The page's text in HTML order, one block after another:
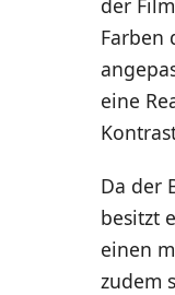
Farben
eine
Da der
besitzt
einen
zudem